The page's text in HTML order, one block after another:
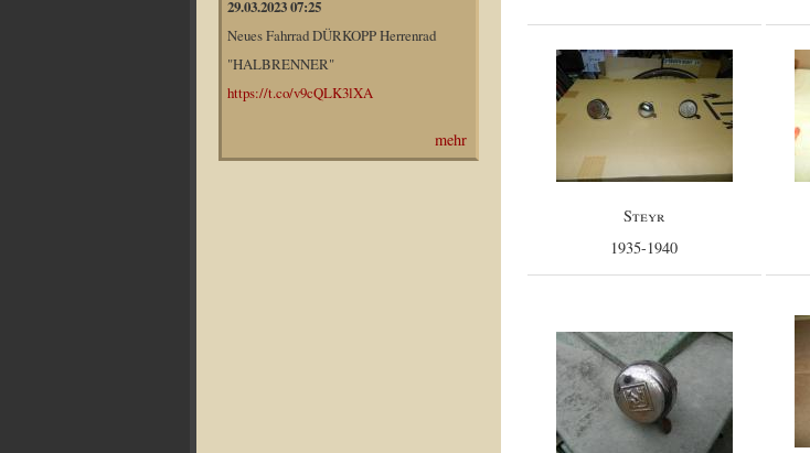
29.03.2023 07:25
Neues Fahrrad DÜRKOPP Herrenrad
"HALBRENNER"
https://t.co/v9cQLK3lXA
mehr
Steyr
1935-1940